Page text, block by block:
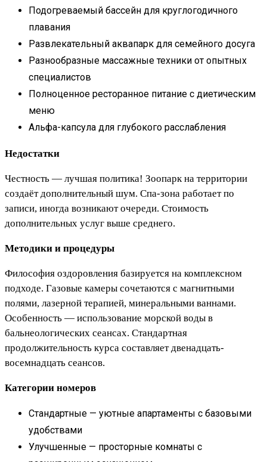
Подогреваемый бассейн для круглогодичного
плавания
Развлекательный аквапарк для семейного досуга
Разнообразные массажные техники от опытных
специалистов
Полноценное ресторанное питание с диетическим
меню
Альфа-капсула для глубокого расслабления
Недостатки
Честность — лучшая политика! Зоопарк на территории
создаёт дополнительный шум. Спа-зона работает по
записи, иногда возникают очереди. Стоимость
дополнительных услуг выше среднего.
Методики и процедуры
Философия оздоровления базируется на комплексном
подходе. Газовые камеры сочетаются с магнитными
полями, лазерной терапией, минеральными ваннами.
Особенность — использование морской воды в
бальнеологических сеансах. Стандартная
продолжительность курса составляет двенадцать-
восемнадцать сеансов.
Категории номеров
Стандартные — уютные апартаменты с базовыми
удобствами
Улучшенные — просторные комнаты с